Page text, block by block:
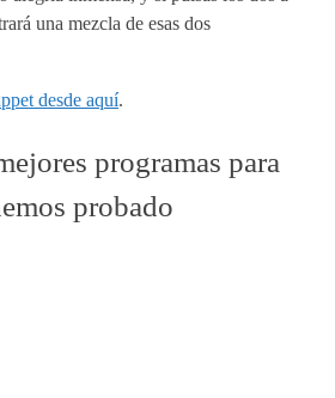
una mezcla de esas dos
desde aquí.
programas para
probado